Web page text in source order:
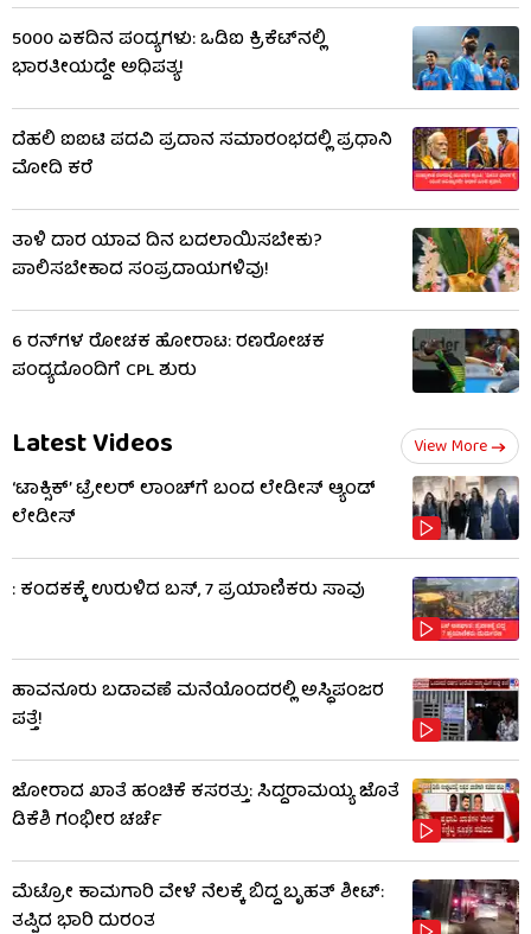
5000 ಏಕದಿನ ಪಂದ್ಯಗಳು: ಒಡಿಐ ಕ್ರಿಕೆಟ್​ನಲ್ಲಿ
ಭಾರತೀಯದ್ದೇ ಅಧಿಪತ್ಯ!
ದೆಹಲಿ ಐಐಟಿ ಪದವಿ ಪ್ರದಾನ ಸಮಾರಂಭದಲ್ಲಿ ಪ್ರಧಾನಿ
ಮೋದಿ ಕರೆ
ತಾಳಿ ದಾರ ಯಾವ ದಿನ ಬದಲಾಯಿಸಬೇಕು?
ಪಾಲಿಸಬೇಕಾದ ಸಂಪ್ರದಾಯಗಳಿವು!
6 ರನ್​ಗಳ ರೋಚಕ ಹೋರಾಟ: ರಣರೋಚಕ
ಪಂದ್ಯದೊಂದಿಗೆ CPL​ ಶುರು
Latest Videos View More
‘ಟಾಕ್ಸಿಕ್’ ಟ್ರೇಲರ್ ಲಾಂಚ್​ಗೆ ಬಂದ ಲೇಡೀಸ್ ಆ್ಯಂಡ್
ಲೇಡೀಸ್
: ಕಂದಕಕ್ಕೆ ಉರುಳಿದ ಬಸ್, 7 ಪ್ರಯಾಣಿಕರು ಸಾವು
ಹಾವನೂರು ಬಡಾವಣೆ ಮನೆಯೊಂದರಲ್ಲಿ ಅಸ್ಥಿಪಂಜರ
ಪತ್ತೆ!
ಜೋರಾದ ಖಾತೆ ಹಂಚಿಕೆ ಕಸರತ್ತು: ಸಿದ್ದರಾಮಯ್ಯ ಜೊತೆ
ಡಿಕೆಶಿ ಗಂಭೀರ ಚರ್ಚೆ
ಮೆಟ್ರೋ ಕಾಮಗಾರಿ ವೇಳೆ ನೆಲಕ್ಕೆ ಬಿದ್ದ ಬೃಹತ್ ಶೀಟ್:
ತಪ್ಪಿದ ಭಾರಿ ದುರಂತ